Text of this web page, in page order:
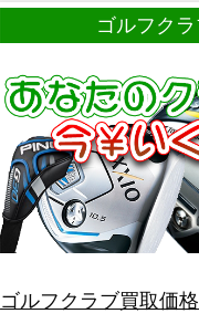
ゴルフク
ゴルフクラブ買取価